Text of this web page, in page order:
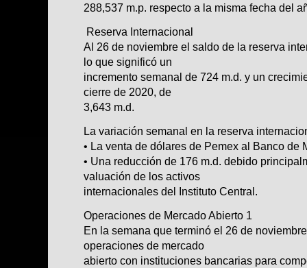
288,537 m.p. respecto a la misma fecha del
Reserva Internacional
Al 26 de noviembre el saldo de la reserva
lo que significó un
incremento semanal de 724 m.d. y un
cierre de 2020, de
3,643 m.d.
La variación semanal en la reserva
• La venta de dólares de Pemex al Banco de
• Una reducción de 176 m.d. debido
valuación de los activos
internacionales del Instituto Central.
Operaciones de Mercado Abierto 1
En la semana que terminó el 26 de
operaciones de mercado
abierto con instituciones bancarias para